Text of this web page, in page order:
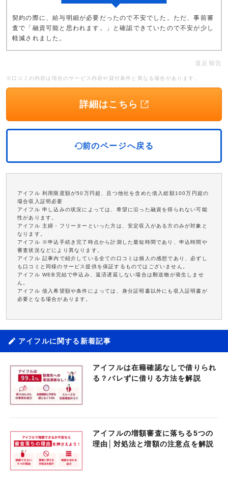
契約の際に、給与明細が必要だったので不安でした。ただ、事前審
査で「融資可能と思われます。」と確認できていたので不安が少し
軽減されました。
違反報告
※口コミの内容は現在のサービス内容や貸付条件と異なる場合があります。
詳細はこちら
前のページへ戻る
アイフル 利用限度額が50万円超、且つ他社を含めた借入総額100万円超の
場合収入証明必要
アイフル 申し込みの状況によっては、希望に沿った融資を得られない可能
性があります。
アイフル 主婦・フリーターといった方は、安定収入がある方のみが対象と
なります。
アイフル ※申込手続き完了時点から計測した最短時間であり、申込時間や
審査状況などにより異なります。
アイフル 記事内で紹介している全ての口コミは個人の感想であり、必ずし
も口コミと同様のサービス提供を保証するものではございません。
アイフル WEB完結で申込み、返済遅延しない場合は郵送物が発生しませ
ん。
アイフル 借入希望額や条件によっては、身分証明書以外にも収入証明書が
必要となる場合があります。
アイフルに関する新着記事
アイフルは在籍確認なしで借りられ
る？バレずに借りる方法を解説
アイフルの増額審査に落ちる5つの
理由│対処法と増額の注意点を解説